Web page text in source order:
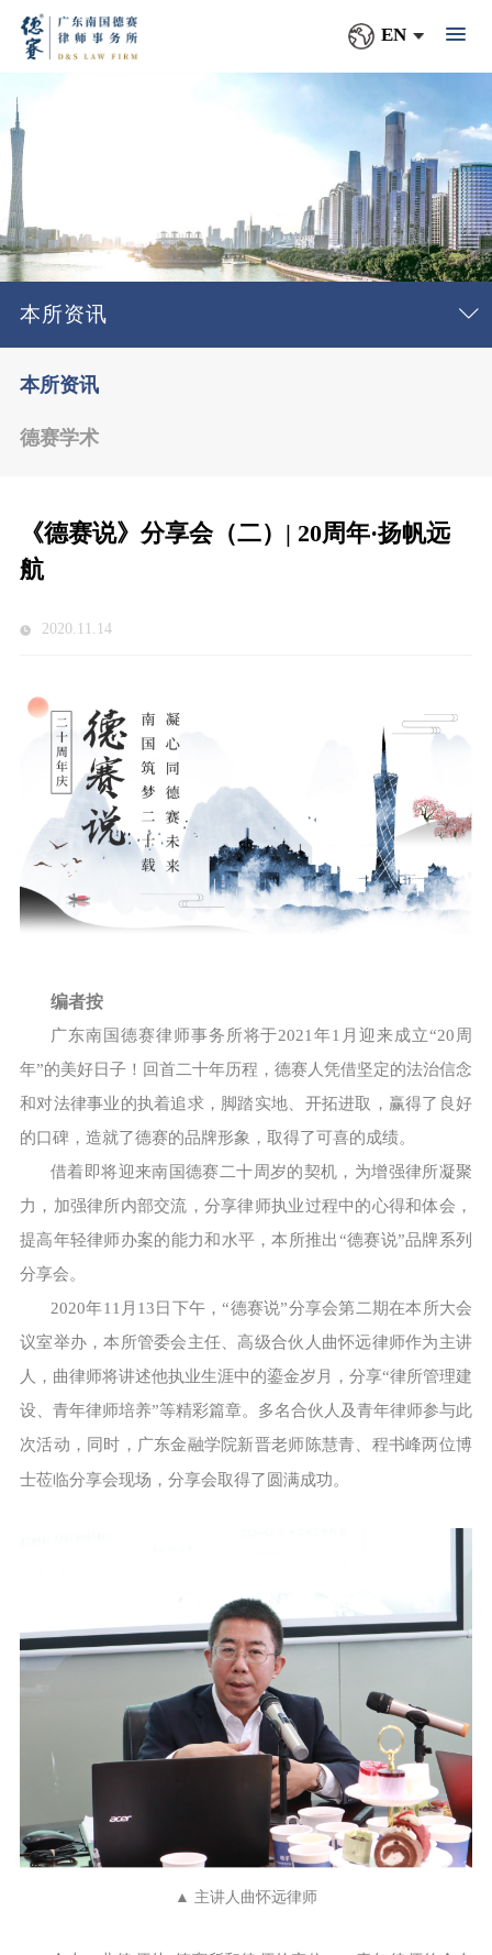
EN
本所资讯
本所资讯
德赛学术
《德赛说》分享会（二）| 20周年·扬帆远
航
2020.11.14
编者按
广东南国德赛律师事务所将于2021年1月迎来成立“20周
年”的美好日子！回首二十年历程，德赛人凭借坚定的法治信念
和对法律事业的执着追求，脚踏实地、开拓进取，赢得了良好
的口碑，造就了德赛的品牌形象，取得了可喜的成绩。
借着即将迎来南国德赛二十周岁的契机，为增强律所凝聚
力，加强律所内部交流，分享律师执业过程中的心得和体会，
提高年轻律师办案的能力和水平，本所推出“德赛说”品牌系列
分享会。
2020年11月13日下午，“德赛说”分享会第二期在本所大会
议室举办，本所管委会主任、高级合伙人曲怀远律师作为主讲
人，曲律师将讲述他执业生涯中的鎏金岁月，分享“律所管理建
设、青年律师培养”等精彩篇章。多名合伙人及青年律师参与此
次活动，同时，广东金融学院新晋老师陈慧青、程书峰两位博
士莅临分享会现场，分享会取得了圆满成功。
▲ 主讲人曲怀远律师